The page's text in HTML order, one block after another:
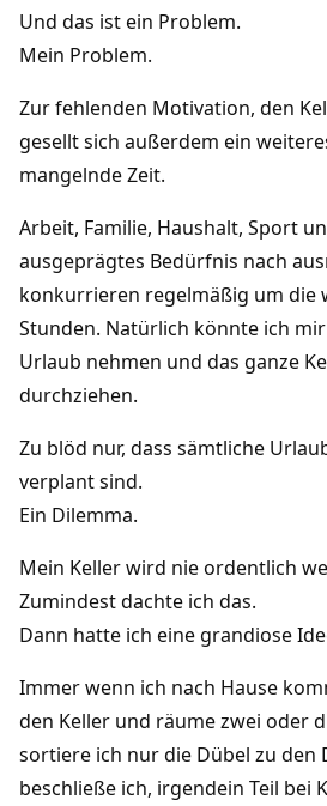
Und das ist ein Problem.
Mein Problem.
Zur fehlenden Motivation, den
gesellt sich außerdem ein
mangelnde Zeit.
Arbeit, Familie, Haushalt, Sport
ausgeprägtes Bedürfnis nach
konkurrieren regelmäßig um die
Stunden. Natürlich könnte ich
Urlaub nehmen und das ganze
durchziehen.
Zu blöd nur, dass sämtliche
verplant sind.
Ein Dilemma.
Mein Keller wird nie ordentlich
Zumindest dachte ich das.
Dann hatte ich eine grandiose
Immer wenn ich nach Hause
den Keller und räume zwei oder
sortiere ich nur die Dübel zu den
beschließe ich, irgendein Teil bei